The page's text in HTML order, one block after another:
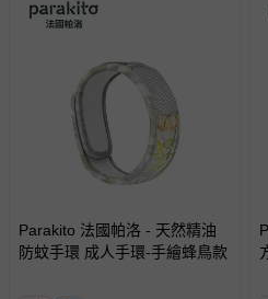
其他常見問題：
區，可能會無法配送，或須依
亦保留出貨與否的權利。離島
費用，可能會另需加收。
商品實際的配達日期，可於訂
已出貨通知之訊息為主。
情形，您可申請更換新品或退
若您對於會員帳號、商品訂購
Parakito 法國帕洛 - 天然精油
防蚊手環 成人手環-手繪蜂鳥款